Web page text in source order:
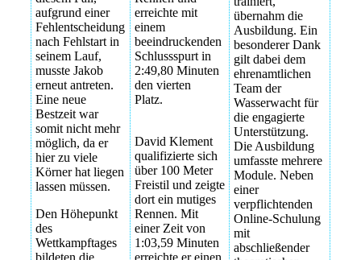
aufgrund einer
Fehlentscheidung
nach Fehlstart in
seinem Lauf,
musste Jakob
erneut antreten.
Eine neue
Bestzeit war
somit nicht mehr
möglich, da er
hier zu viele
Körner hat liegen
lassen müssen.
Den Höhepunkt
des
Wettkampftages
erreichte mit
einem
beeindruckenden
Schlussspurt in
2:49,80 Minuten
den vierten
Platz.
David Klement
qualifizierte sich
über 100 Meter
Freistil und zeigte
dort ein mutiges
Rennen. Mit
einer Zeit von
1:03,59 Minuten
übernahm die
Ausbildung. Ein
besonderer Dank
gilt dabei dem
ehrenamtlichen
Team der
Wasserwacht für
die engagierte
Unterstützung.
Die Ausbildung
umfasste mehrere
Module. Neben
einer
verpflichtenden
Online-Schulung
mit
abschließender